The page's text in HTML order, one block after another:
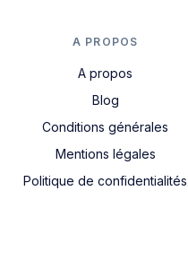
A PROPOS
A propos
Blog
Conditions générales
Mentions légales
Politique de confidentialités